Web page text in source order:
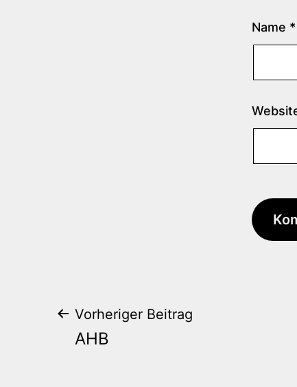
Name *
Beitrags-
Vorheriger Beitrag
AHB